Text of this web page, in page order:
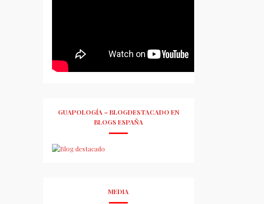
GUAPOLOGÍA – BLOGDESTACADO EN
BLOGS ESPAÑA
MEDIA